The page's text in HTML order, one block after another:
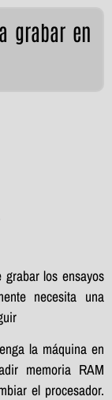
grabar en
los ensayos
necesita una
la máquina en
memoria RAM
el procesador.